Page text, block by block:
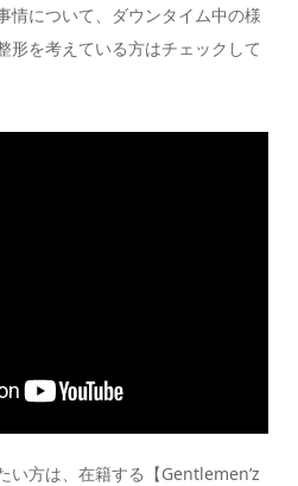
情について、ダウンタイム中の様
形を考えている方はチェックして
い方は、在籍する【Gentlemen’z